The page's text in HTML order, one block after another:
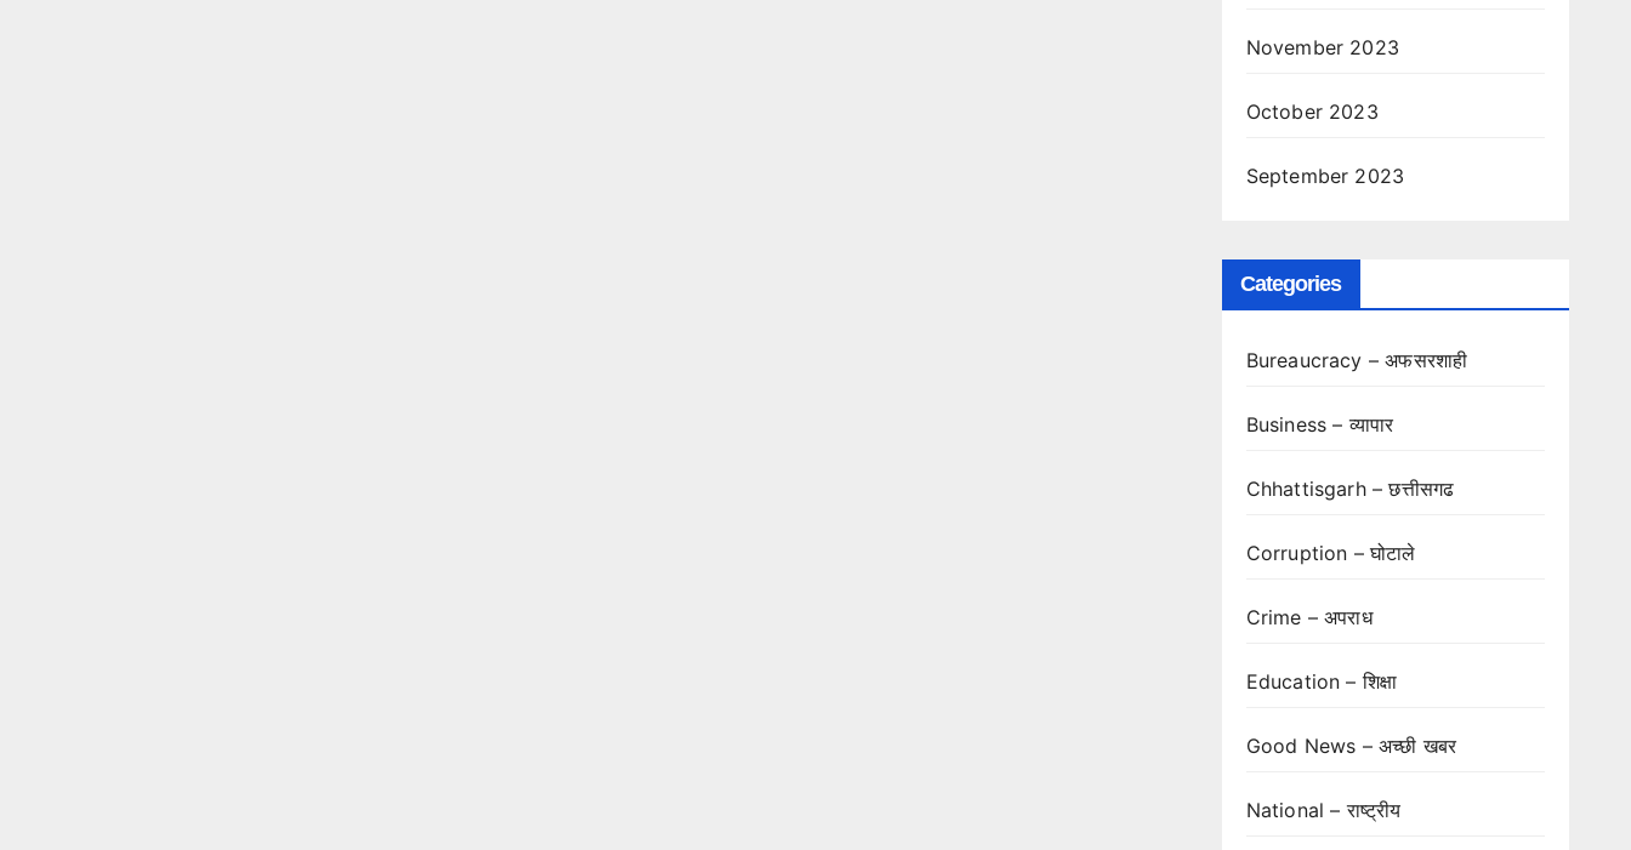
November 2023
October 2023
September 2023
Categories
Bureaucracy – अफसरशाही
Business – व्यापार
Chhattisgarh – छत्तीसगढ
Corruption – घोटाले
Crime – अपराध
Education – शिक्षा
Good News – अच्छी खबर
National – राष्ट्रीय